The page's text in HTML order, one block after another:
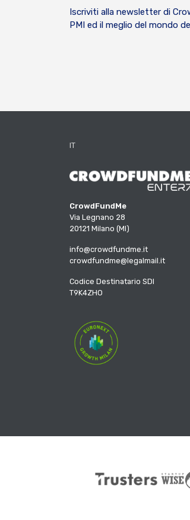
Iscriviti alla newsletter di
PMI ed il meglio del mondo
IT
CrowdFundMe
Via Legnano 28
20121 Milano (MI)
info@crowdfundme.it
crowdfundme@legalmail.it
Codice Destinatario SDI
T9K4ZHO